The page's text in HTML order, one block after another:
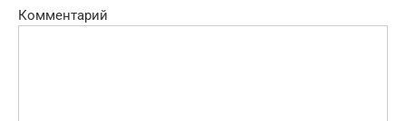
Комментарий